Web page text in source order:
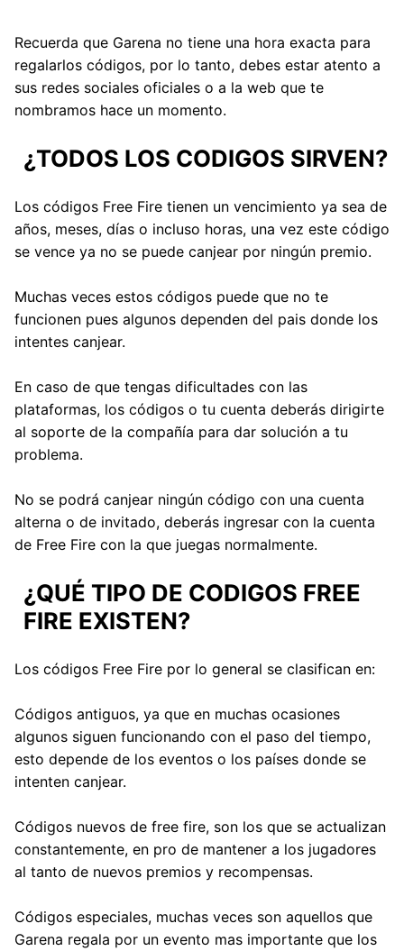
Recuerda que Garena no tiene una hora exacta para
regalarlos códigos, por lo tanto, debes estar atento a
sus redes sociales oficiales o a la web que te
nombramos hace un momento.
¿TODOS LOS CODIGOS SIRVEN?
Los códigos Free Fire tienen un vencimiento ya sea de
años, meses, días o incluso horas, una vez este código
se vence ya no se puede canjear por ningún premio.
Muchas veces estos códigos puede que no te
funcionen pues algunos dependen del pais donde los
intentes canjear.
En caso de que tengas dificultades con las
plataformas, los códigos o tu cuenta deberás dirigirte
al soporte de la compañía para dar solución a tu
problema.
No se podrá canjear ningún código con una cuenta
alterna o de invitado, deberás ingresar con la cuenta
de Free Fire con la que juegas normalmente.
¿QUÉ TIPO DE CODIGOS FREE
FIRE EXISTEN?
Los códigos Free Fire por lo general se clasifican en:
Códigos antiguos, ya que en muchas ocasiones
algunos siguen funcionando con el paso del tiempo,
esto depende de los eventos o los países donde se
intenten canjear.
Códigos nuevos de free fire, son los que se actualizan
constantemente, en pro de mantener a los jugadores
al tanto de nuevos premios y recompensas.
Códigos especiales, muchas veces son aquellos que
Garena regala por un evento mas importante que los